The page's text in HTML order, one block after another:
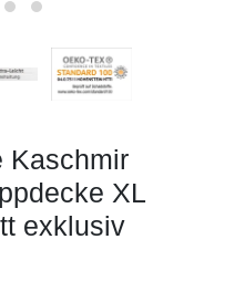
Kaschmir
XL
exklusiv